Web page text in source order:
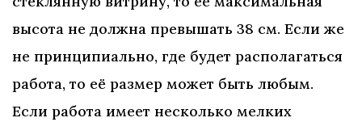
высота не должна превышать 38 см. Если же
не принципиально, где будет располагаться
работа, то её размер может быть любым.
Если работа имеет несколько мелких